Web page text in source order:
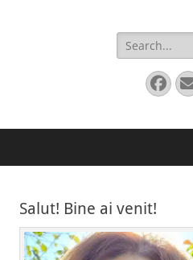
Search
for:
Salut! Bine ai venit!